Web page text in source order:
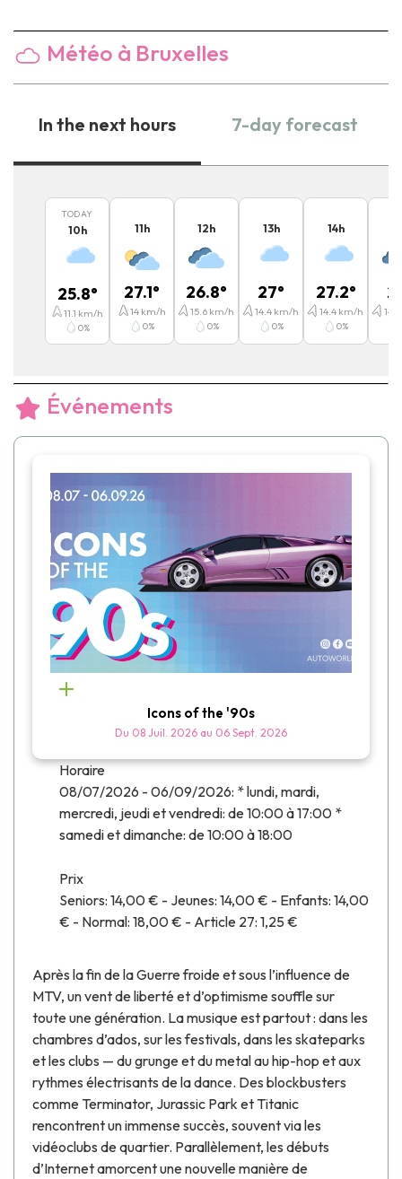
Météo à Bruxelles
In the next hours 7-day forecast
TODAY
10h
25.8°
11.1 km/h
0%
11h
27.1°
14km/h
0%
12h
26.8°
15.6 km/h
0%
13h
27°
14.4 km/h
0%
14h
27.2°
14.4 km/h
0%
14.4
Événements
Icons of the '90s
Du 08 Juil. 2026 au 06 Sept. 2026
Horaire
08/07/2026 - 06/09/2026: * lundi, mardi,
mercredi, jeudi et vendredi: de 10:00 à 17:00 *
samedi et dimanche: de 10:00 à 18:00
Prix
Seniors: 14,00 € - Jeunes: 14,00 € - Enfants: 14,00
€ - Normal: 18,00 € - Article 27: 1,25 €
Après la fin de la Guerre froide et sous l’influence de
MTV, un vent de liberté et d’optimisme souffle sur
toute une génération. La musique est partout : dans les
chambres d’ados, sur les festivals, dans les skateparks
et les clubs — du grunge et du metal au hip-hop et aux
rythmes électrisants de la dance. Des blockbusters
comme Terminator, Jurassic Park et Titanic
rencontrent un immense succès, souvent via les
vidéoclubs de quartier. Parallèlement, les débuts
d’Internet amorcent une nouvelle manière de